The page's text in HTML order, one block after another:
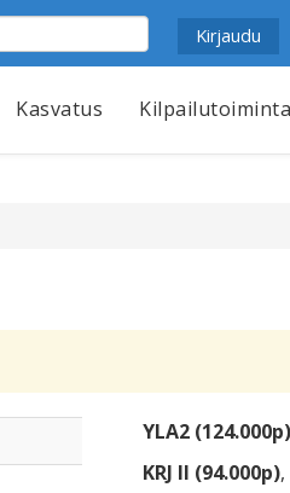
Kasvatus Kilpailutoiminta
YLA2 (124.000p)
KRJ II (94.000p)